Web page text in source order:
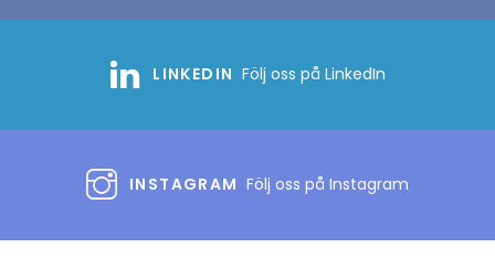
LINKEDIN Följ oss på LinkedIn
INSTAGRAM Följ oss på Instagram